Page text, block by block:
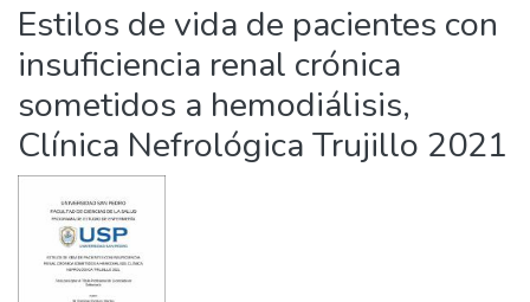
Statistics
Estilos de vida de pacientes con
insuficiencia renal crónica
sometidos a hemodiálisis,
Clínica Nefrológica Trujillo 2021